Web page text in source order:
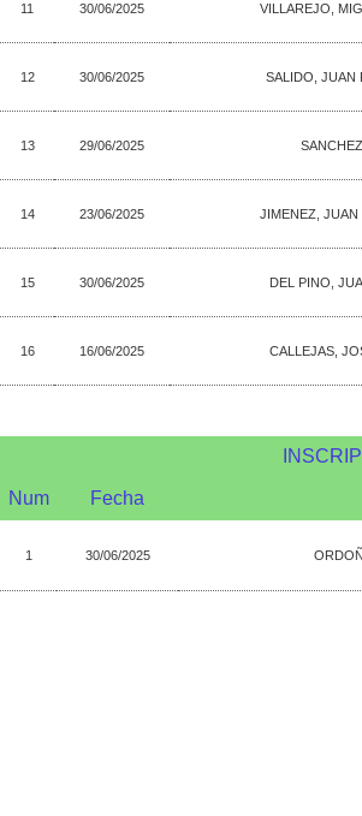
11 30/06/2025 VILLAREJO,
12 30/06/2025 SALIDO, JUAN
13 29/06/2025
14 23/06/2025 JIMENEZ,
15 30/06/2025 DEL PINO,
16 16/06/2025 CALLEJAS,
Num Fecha
1 30/06/2025